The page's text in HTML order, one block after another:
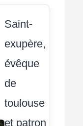
Saint-
exupère,
évêque
de
toulouse
et patron